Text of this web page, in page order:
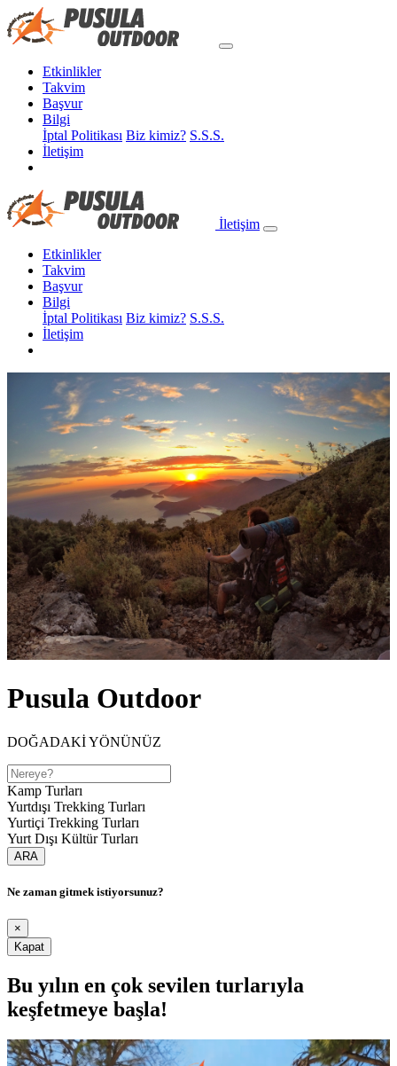
Etkinlikler
Takvim
Başvur
Bilgi
İptal Politikası Biz kimiz? S.S.S.
İletişim
İletişim
Etkinlikler
Takvim
Başvur
Bilgi
İptal Politikası Biz kimiz? S.S.S.
İletişim
Pusula Outdoor
DOĞADAKİ YÖNÜNÜZ
Kamp Turları
Yurtdışı Trekking Turları
Yurtiçi Trekking Turları
Yurt Dışı Kültür Turları
ARA
Ne zaman gitmek istiyorsunuz?
×
Kapat
Bu yılın en çok sevilen turlarıyla
keşfetmeye başla!